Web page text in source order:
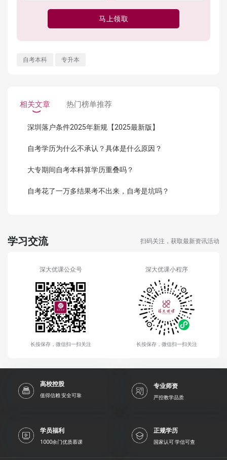
马上领取
自考本科 专升本
相关文章 热门榜单推荐
深圳落户条件2025年新规【2025最新版】
自考学历为什么不承认？具体是什么原因？
大专期间自考本科算学历重叠吗？
自考花了一万多结果考不出来，自考是坑吗？
学习交流 扫码关注，获取最新资讯活动
深大优课公众号
长按保存，微信扫一扫关注
深大优课小程序
长按保存，微信扫一扫关注
高校控股
值得信赖 安全可靠
专业师资
严控教学品质
学员福利
1000余门优质慕课
正规学历
国家认可 学信可查